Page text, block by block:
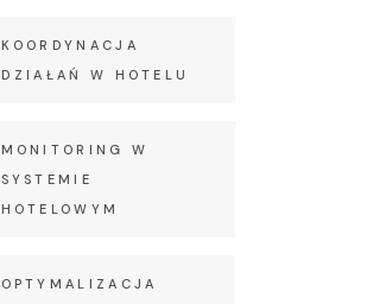
KOORDYNACJA
DZIAŁAŃ W HOTELU
MONITORING W
SYSTEMIE
HOTELOWYM
OPTYMALIZACJA